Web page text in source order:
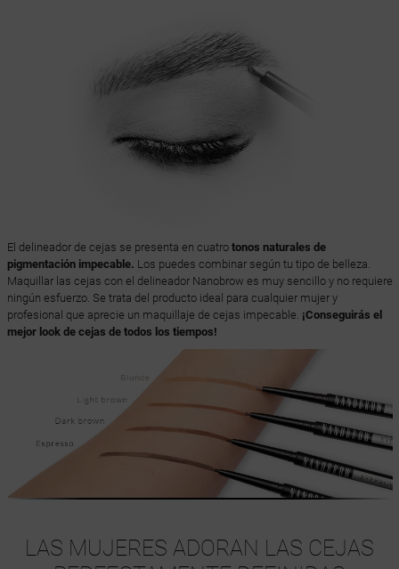
El delineador de cejas se presenta en cuatro tonos naturales de
pigmentación impecable. Los puedes combinar según tu tipo de belleza.
Maquillar las cejas con el delineador Nanobrow es muy sencillo y no requiere
ningún esfuerzo. Se trata del producto ideal para cualquier mujer y
profesional que aprecie un maquillaje de cejas impecable. ¡Conseguirás el
mejor look de cejas de todos los tiempos!
LAS MUJERES ADORAN LAS CEJAS